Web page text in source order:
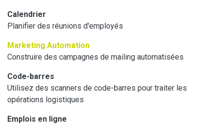
Calendrier
Planifier des réunions d'employés
Marketing Automation
Construire des campagnes de mailing automatisées
Code-barres
Utilisez des scanners de code-barres pour traiter les
opérations logistiques
Emplois en ligne